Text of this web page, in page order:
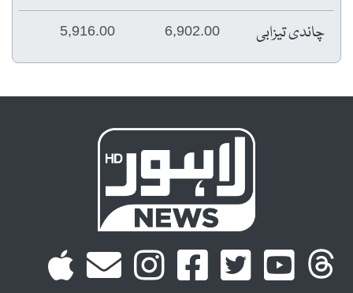
چاندی تیزابی 6,902.00
5,916.00